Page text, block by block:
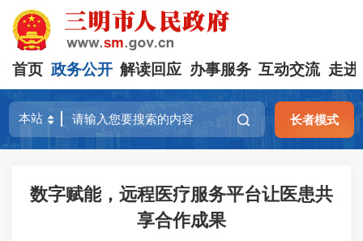
首页 政务公开 解读回应 办事服务 互动交流 走进
长者模式
数字赋能，远程医疗服务平台让医患共
享合作成果